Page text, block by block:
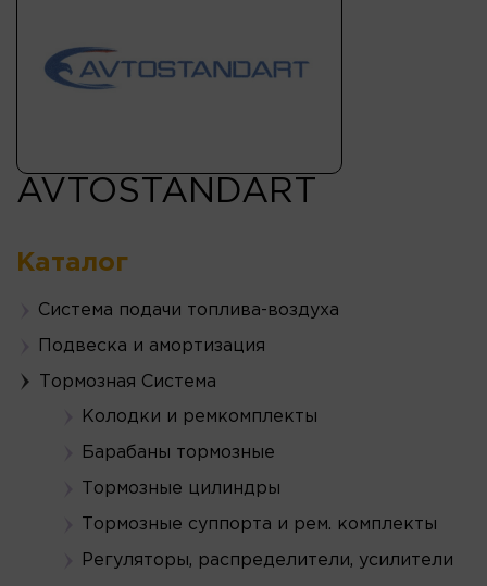
AVTOSTANDART
Каталог
Система подачи топлива-воздуха
Подвеска и амортизация
Тормозная Система
Колодки и ремкомплекты
Барабаны тормозные
Тормозные цилиндры
Тормозные суппорта и рем. комплекты
Регуляторы, распределители, усилители